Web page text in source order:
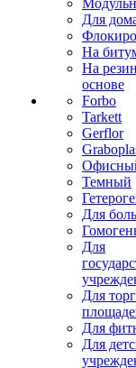
Для
На
На
основе
Forbo
Tarkett
Gerflor
Темный
Для
Для
Для
Для
Для